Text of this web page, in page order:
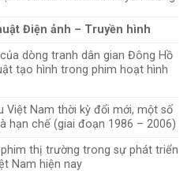
Điện ảnh – Truyền hình
dòng tranh dân gian Đông Hồ
tạo hình trong phim hoạt hình
Việt Nam thời kỳ đổi mới, một số
hạn chế (giai đoạn 1986 – 2006)
thị trường trong sự phát triển
Nam hiện nay